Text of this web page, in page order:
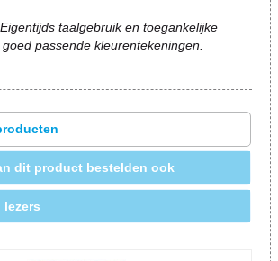
taalgebruik en toegankelijke
passende kleurentekeningen.
dit product bestelden ook
lezers